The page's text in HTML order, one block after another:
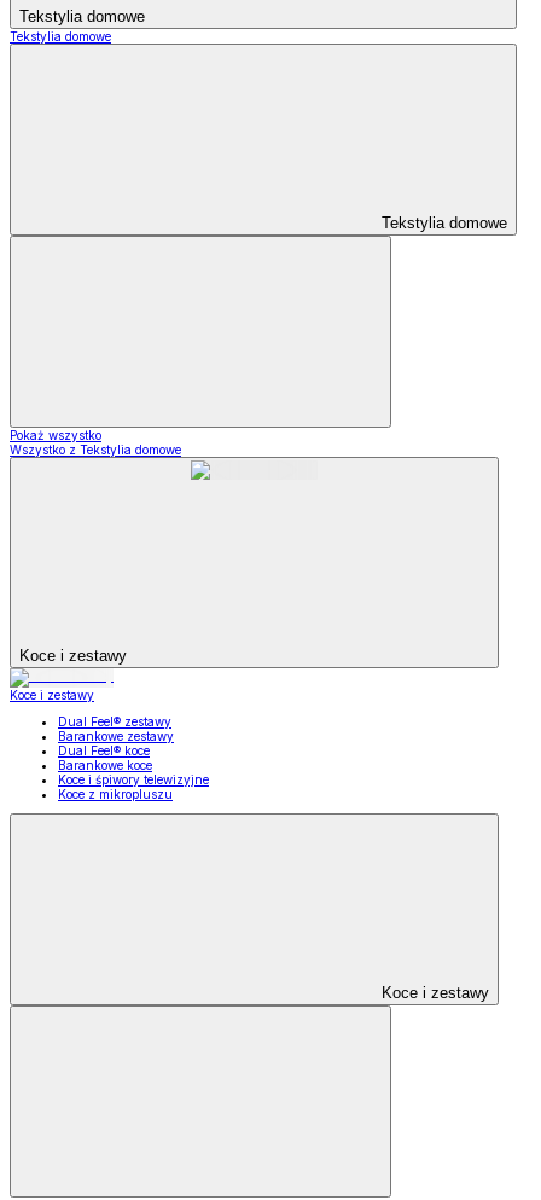
Tekstylia domowe
Tekstylia domowe
Tekstylia domowe
Pokaż wszystko
Wszystko z Tekstylia domowe
Koce i zestawy
Koce i zestawy
Dual Feel® zestawy
Barankowe zestawy
Dual Feel® koce
Barankowe koce
Koce i śpiwory telewizyjne
Koce z mikropluszu
Koce i zestawy